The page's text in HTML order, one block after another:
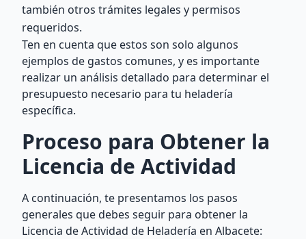
también otros trámites legales y permisos
requeridos.
Ten en cuenta que estos son solo algunos
ejemplos de gastos comunes, y es importante
realizar un análisis detallado para determinar el
presupuesto necesario para tu heladería
específica.
Proceso para Obtener la
Licencia de Actividad
A continuación, te presentamos los pasos
generales que debes seguir para obtener la
Licencia de Actividad de Heladería en Albacete: